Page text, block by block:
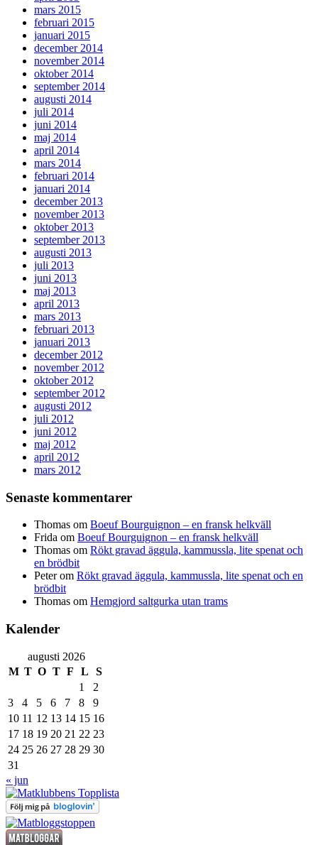
mars 2015
februari 2015
januari 2015
december 2014
november 2014
oktober 2014
september 2014
augusti 2014
juli 2014
juni 2014
maj 2014
april 2014
mars 2014
februari 2014
januari 2014
december 2013
november 2013
oktober 2013
september 2013
augusti 2013
juli 2013
juni 2013
maj 2013
april 2013
mars 2013
februari 2013
januari 2013
december 2012
november 2012
oktober 2012
september 2012
augusti 2012
juli 2012
juni 2012
maj 2012
april 2012
mars 2012
Senaste kommentarer
Thomas om Boeuf Bourguignon – en fransk helkväll
Frida om Boeuf Bourguignon – en fransk helkväll
Thomas om Rökt gravad äggula, kammussla, lite spenat och
en brödbit
Peterom Rökt gravad äggula, kammussla, lite spenat och en
brödbit
Thomas om Hemgjord saltgurka utan trams
Kalender
augusti 2026
M T O T F L
S
1
2
3
4 5 6 7 8
9
10 11 12 13 14 15 16
17 18 19 20 21 22 23
24 25 26 27 28 29 30
31
« jun